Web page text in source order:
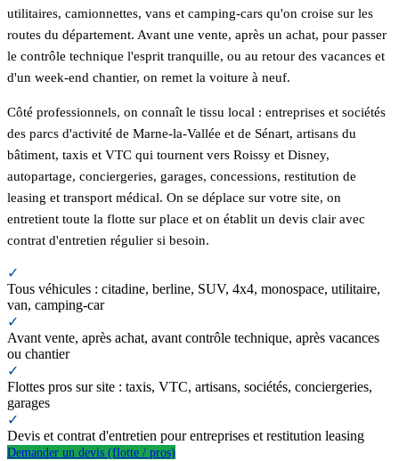
utilitaires, camionnettes, vans et camping-cars qu'on croise sur les
routes du département. Avant une vente, après un achat, pour passer
le contrôle technique l'esprit tranquille, ou au retour des vacances et
d'un week-end chantier, on remet la voiture à neuf.
Côté professionnels, on connaît le tissu local : entreprises et sociétés
des parcs d'activité de Marne-la-Vallée et de Sénart, artisans du
bâtiment, taxis et VTC qui tournent vers Roissy et Disney,
autopartage, conciergeries, garages, concessions, restitution de
leasing et transport médical. On se déplace sur votre site, on
entretient toute la flotte sur place et on établit un devis clair avec
contrat d'entretien régulier si besoin.
✓
Tous véhicules : citadine, berline, SUV, 4x4, monospace, utilitaire,
van, camping-car
✓
Avant vente, après achat, avant contrôle technique, après vacances
ou chantier
✓
Flottes pros sur site : taxis, VTC, artisans, sociétés, conciergeries,
garages
✓
Devis et contrat d'entretien pour entreprises et restitution leasing
Demander un devis (flotte / pros)